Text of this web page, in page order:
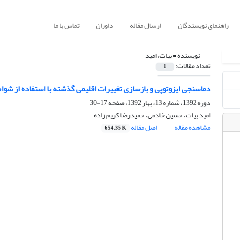
راهنمای نویسندگان ارسال مقاله داوران تماس با ما
نویسنده =بیات، امید
تعداد مقالات: 1
دماسنجی ایزوتوپی و بازسازی تغییرات اقلیمی گذشته با استفاده
دوره 1392، شماره 13، بهار 1392، صفحه
17-30
امید بیات، حسین خادمی، حمیدرضا کریم زاده
مشاهده مقاله
اصل مقاله 654.35 K